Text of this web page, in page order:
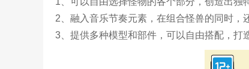
2、融入音乐节奏元素，在组合怪兽的同时，
3、提供多种模型和部件，可以自由搭配，打